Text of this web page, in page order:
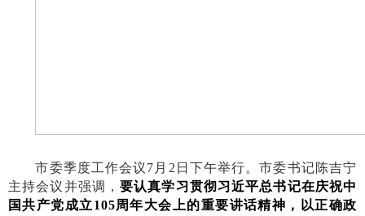
市委季度工作会议7月2日 下午举行。市委书记陈吉宁
主持会议并强调， 要认真学习贯彻习近平总书记在庆祝中
国共产党成立105周年大会上的重要讲话精神，以正确政